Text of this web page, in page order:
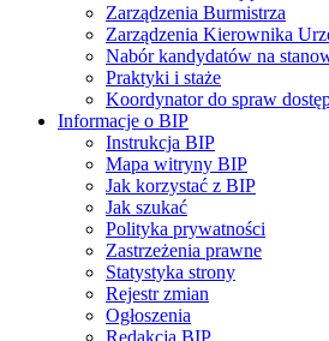
Zarządzenia Burmistrza
Zarządzenia Kierownika
Nabór kandydatów na
Praktyki i staże
Koordynator do spraw
Informacje o BIP
Instrukcja BIP
Mapa witryny BIP
Jak korzystać z BIP
Jak szukać
Polityka prywatności
Zastrzeżenia prawne
Statystyka strony
Rejestr zmian
Ogłoszenia
Redakcja BIP